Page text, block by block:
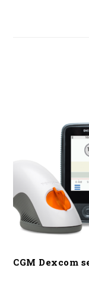
CGM Dexcom